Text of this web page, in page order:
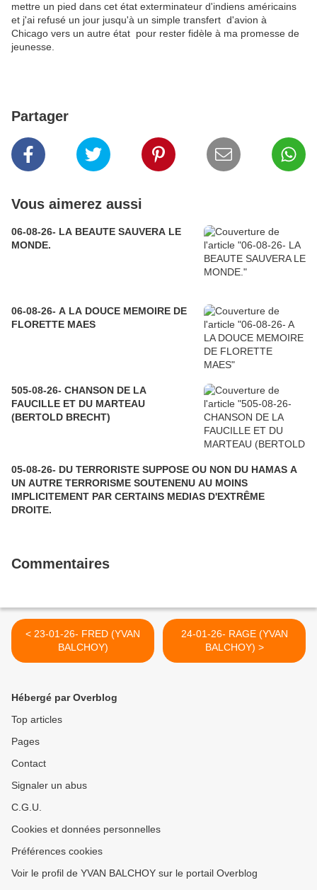
mettre un pied dans cet état exterminateur d'indiens américains
et j'ai refusé un jour jusqu'à un simple transfert d'avion à
Chicago vers un autre état pour rester fidèle à ma promesse de
jeunesse.
Partager
Vous aimerez aussi
06-08-26- LA BEAUTE SAUVERA LE
MONDE.
06-08-26- A LA DOUCE MEMOIRE DE
FLORETTE MAES
505-08-26- CHANSON DE LA
FAUCILLE ET DU MARTEAU
(BERTOLD BRECHT)
05-08-26- DU TERRORISTE SUPPOSE OU NON DU HAMAS A
UN AUTRE TERRORISME SOUTENENU AU MOINS
IMPLICITEMENT PAR CERTAINS MEDIAS D'EXTRÊME
DROITE.
Commentaires
< 23-01-26- FRED (YVAN
BALCHOY)
24-01-26- RAGE (YVAN
BALCHOY) >
Hébergé par Overblog
Top articles
Pages
Contact
Signaler un abus
C.G.U.
Cookies et données personnelles
Préférences cookies
Voir le profil de YVAN BALCHOY sur le portail Overblog